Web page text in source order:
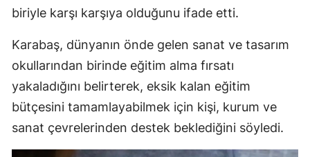
biriyle karşı karşıya olduğunu ifade etti.
Karabaş, dünyanın önde gelen sanat ve tasarım
okullarından birinde eğitim alma fırsatı
yakaladığını belirterek, eksik kalan eğitim
bütçesini tamamlayabilmek için kişi, kurum ve
sanat çevrelerinden destek beklediğini söyledi.